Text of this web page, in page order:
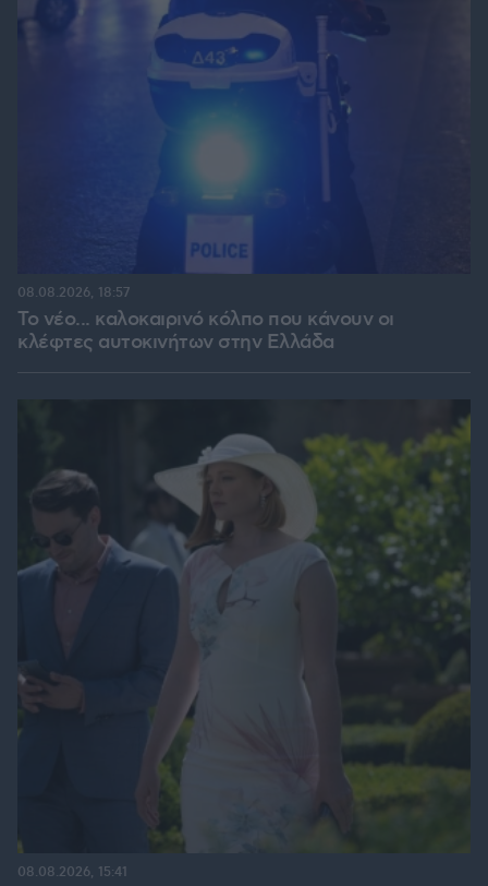
Το νέο... καλοκαιρινό κόλπο που κάνουν οι
κλέφτες αυτοκινήτων στην Ελλάδα
08.08.2026, 18:57
08.08.2026, 15:41